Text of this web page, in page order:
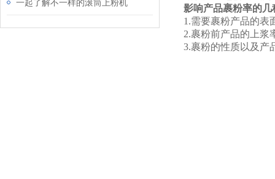
一起了解不一样的滚筒上粉机
影响产品裹粉率的几
1.需要裹粉产品的表
2.裹粉前产品的上浆
3.裹粉的性质以及产